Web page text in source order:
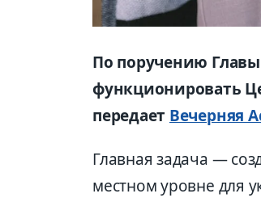
По поручению Главы
функционировать
передает Вечерняя
Главная задача —
местном уровне для